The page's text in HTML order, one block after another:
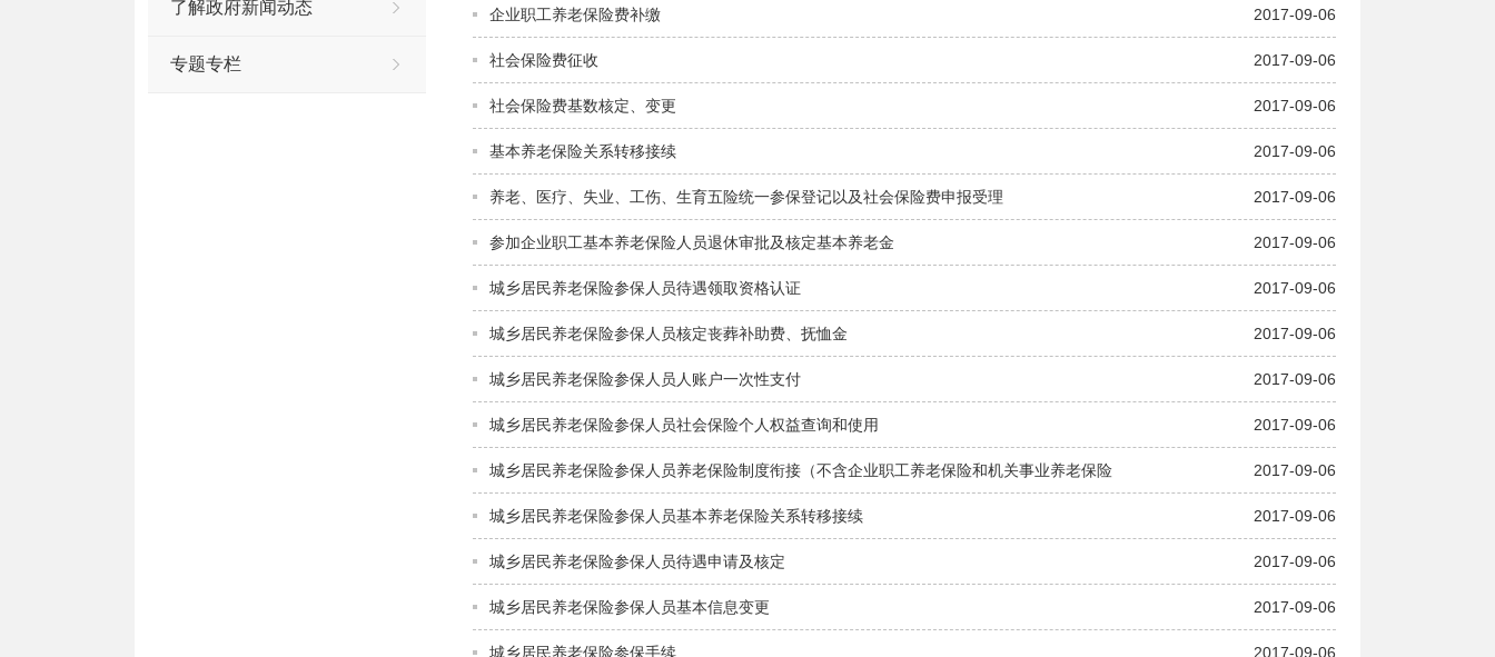
了解政府新闻动态
专题专栏
2017-09-06
企业职工养老保险费补缴
2017-09-06
社会保险费征收
2017-09-06
社会保险费基数核定、变更
2017-09-06
基本养老保险关系转移接续
2017-09-06
养老、医疗、失业、工伤、生育五险统一参保登记以及社会保险费申报受理
2017-09-06
参加企业职工基本养老保险人员退休审批及核定基本养老金
2017-09-06
城乡居民养老保险参保人员待遇领取资格认证
2017-09-06
城乡居民养老保险参保人员核定丧葬补助费、抚恤金
2017-09-06
城乡居民养老保险参保人员人账户一次性支付
2017-09-06
城乡居民养老保险参保人员社会保险个人权益查询和使用
2017-09-06
城乡居民养老保险参保人员养老保险制度衔接（不含企业职工养老保险和机关事业养老保险
2017-09-06
城乡居民养老保险参保人员基本养老保险关系转移接续
2017-09-06
城乡居民养老保险参保人员待遇申请及核定
2017-09-06
城乡居民养老保险参保人员基本信息变更
2017-09-06
城乡居民养老保险参保手续